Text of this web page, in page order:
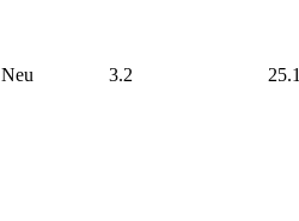
Neu 3.2